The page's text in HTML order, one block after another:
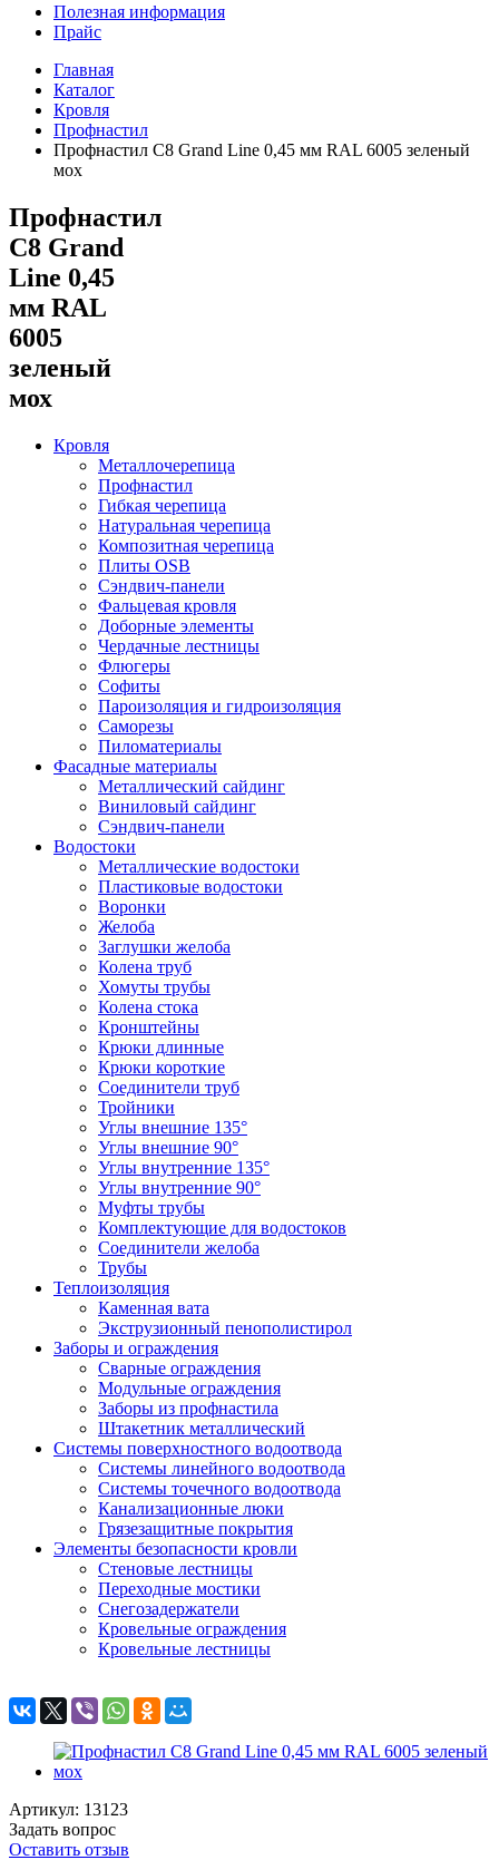
Полезная информация
Прайс
Главная
Каталог
Кровля
Профнастил
Профнастил С8 Grand Line 0,45 мм RAL 6005 зеленый
мох
Профнастил
С8 Grand
Line 0,45
мм RAL
6005
зеленый
мох
Кровля
Металлочерепица
Профнастил
Гибкая черепица
Натуральная черепица
Композитная черепица
Плиты OSB
Сэндвич-панели
Фальцевая кровля
Доборные элементы
Чердачные лестницы
Флюгеры
Софиты
Пароизоляция и гидроизоляция
Саморезы
Пиломатериалы
Фасадные материалы
Металлический сайдинг
Виниловый сайдинг
Сэндвич-панели
Водостоки
Металлические водостоки
Пластиковые водостоки
Воронки
Желоба
Заглушки желоба
Колена труб
Хомуты трубы
Колена стока
Кронштейны
Крюки длинные
Крюки короткие
Соединители труб
Тройники
Углы внешние 135°
Углы внешние 90°
Углы внутренние 135°
Углы внутренние 90°
Муфты трубы
Комплектующие для водостоков
Соединители желоба
Трубы
Теплоизоляция
Каменная вата
Экструзионный пенополистирол
Заборы и ограждения
Сварные ограждения
Модульные ограждения
Заборы из профнастила
Штакетник металлический
Системы поверхностного водоотвода
Системы линейного водоотвода
Системы точечного водоотвода
Канализационные люки
Грязезащитные покрытия
Элементы безопасности кровли
Стеновые лестницы
Переходные мостики
Снегозадержатели
Кровельные ограждения
Кровельные лестницы
Артикул: 13123
Задать вопрос
Оставить отзыв